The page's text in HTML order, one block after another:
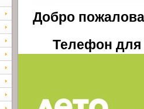
Добро
Телефон для